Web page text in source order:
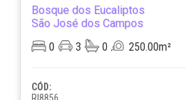
Bosque dos Eucaliptos
São José dos Campos
0
3 0 250.00m²
CÓD: